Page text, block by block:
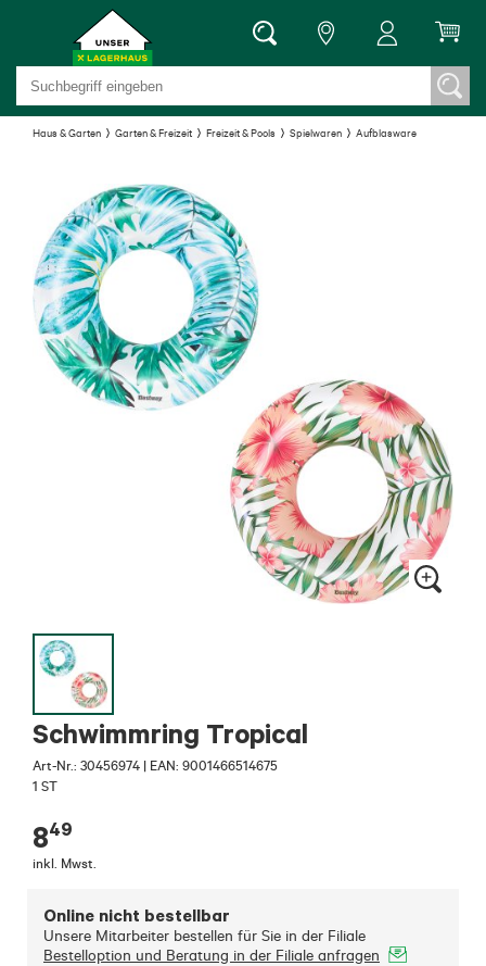
Haus & Garten Garten & Freizeit Freizeit & Pools Spielwaren Aufblasware
Schwimmring Tropical
Art-Nr.: 30456974 | EAN: 9001466514675
1 ST
849
inkl. Mwst.
Online nicht bestellbar
Unsere Mitarbeiter bestellen für Sie in der Filiale
Bestelloption und Beratung in der Filiale anfragen